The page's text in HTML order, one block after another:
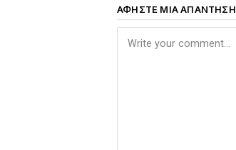
ΑΦΉΣΤΕ ΜΙΑ ΑΠΆΝΤΗΣΗ